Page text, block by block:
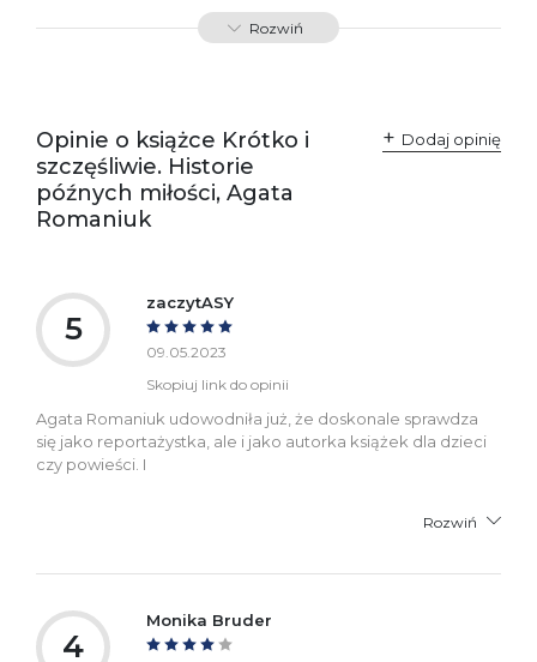
ISBN 9788367324977
Rozwiń
Opinie o książce Krótko i
szczęśliwie. Historie
późnych miłości, Agata
Romaniuk
Dodaj opinię
5
zaczytASY
09.05.2023
Skopiuj link do opinii
Agata Romaniuk udowodniła już, że doskonale sprawdza
się jako reportażystka, ale i jako autorka książek dla dzieci
czy powieści. I
Rozwiń
4
Monika Bruder